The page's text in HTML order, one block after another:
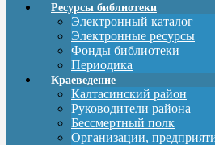
Ресурсы библиотеки
Электронный каталог
Электронные ресурсы
Фонды библиотеки
Периодика
Краеведение
Калтасинский район
Руководители района
Бессмертный полк
Организации,